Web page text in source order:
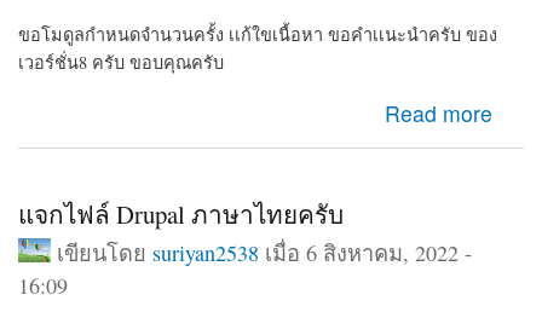
ขอโมดูลกำหนดจำนวนครั้ง เเก้ใขเนื้อหา ขอคำเเนะนำครับ ของ
เวอร์ชั่น8 ครับ ขอบคุณครับ
Read more
about ขอโมดูลกำหนดจำนวนครั้ง เเก้ใขเนื้อหา ขอคำเเนะ
นำครับ
แจกไฟล์ Drupal ภาษาไทยครับ
เขียนโดย suriyan2538 เมื่อ 6 สิงหาคม, 2022 -
16:09